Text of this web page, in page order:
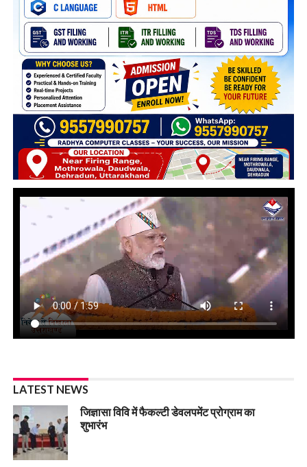
LATEST NEWS
जिज्ञासा विवि में फैकल्टी डेवलपमेंट प्रोग्राम का
शुभारंभ